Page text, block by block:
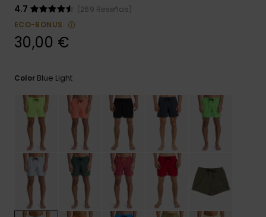
respuestas a
las preguntas
Consultar
las FAQ
4.7
(269 Reseñas)
ECO-BONUS
30,00 €
Color Blue Light